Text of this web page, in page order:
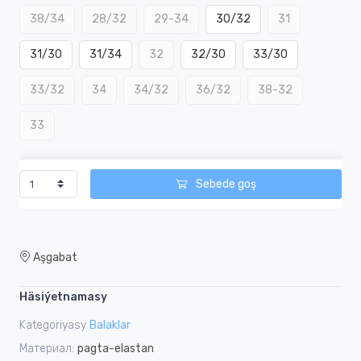
38/34 28/32 29-34 30/32 31
31/30 31/34 32 32/30 33/30
33/32 34 34/32 36/32 38-32
33
Sebede goş
Aşgabat
Häsiýetnamasy
Kategoriyasy Balaklar
Материал: pagta-elastan